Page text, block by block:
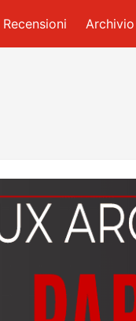
Recensioni Archivio